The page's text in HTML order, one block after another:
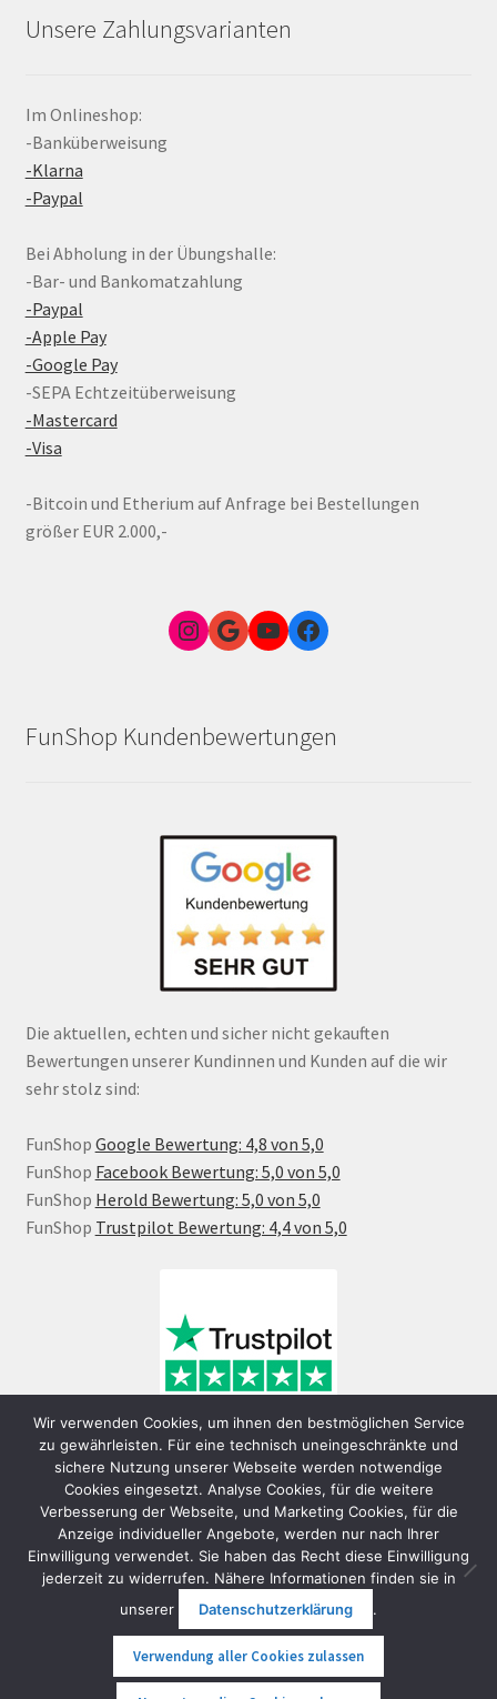
Unsere Zahlungsvarianten
Im Onlineshop:
-Banküberweisung
-Klarna
-Paypal
Bei Abholung in der Übungshalle:
-Bar- und Bankomatzahlung
-Paypal
-Apple Pay
-Google Pay
-SEPA Echtzeitüberweisung
-Mastercard
-Visa
-Bitcoin und Etherium auf Anfrage bei Bestellungen
größer EUR 2.000,-
Instagram
Google Link zum FunShop WienYouTubeFacebook
FunShop Kundenbewertungen
Die aktuellen, echten und sicher nicht gekauften
Bewertungen unserer Kundinnen und Kunden auf die wir
sehr stolz sind:
FunShop Google Bewertung: 4,8 von 5,0
FunShop Facebook Bewertung: 5,0 von 5,0
FunShop Herold Bewertung: 5,0 von 5,0
FunShop Trustpilot Bewertung: 4,4 von 5,0
© FunShop Wien - Hochqualitative Elektromobilität 2026
Datenschutzerklärung
Erstellt mit WooCommerce
Wir verwenden Cookies, um ihnen den bestmöglichen Service
zu gewährleisten. Für eine technisch uneingeschränkte und
sichere Nutzung unserer Webseite werden notwendige
Cookies eingesetzt. Analyse Cookies, für die weitere
Verbesserung der Webseite, und Marketing Cookies, für die
Anzeige individueller Angebote, werden nur nach Ihrer
Einwilligung verwendet. Sie haben das Recht diese Einwilligung
jederzeit zu widerrufen. Nähere Informationen finden sie in
unserer
Datenschutzerklärung .
Verwendung aller Cookies zulassen